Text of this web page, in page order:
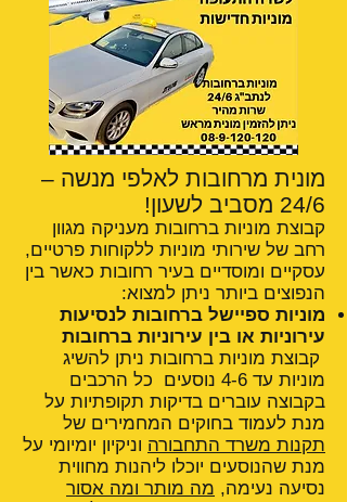
מונית מרחובות לאלפי מנשה –
24/6 מסביב לשעון!
קבוצת מוניות ברחובות מעניקה מגוון
רחב של שירותי מוניות ללקוחות פרטיים,
עסקיים ומוסדיים בעיר רחובות כאשר בין
הנפוצים ביותר ניתן למצוא:
מוניות ספיישל ברחובות לנסיעות
עירוניות או בין עירוניות ברחובות
קבוצת מוניות ברחובות ניתן להשיג
מוניות עד 4-6 נוסעים כל הרכבים
בקבוצה עוברים בדיקות תקופתיות על
מנת לעמוד בחוקים המחמירים של
תקנות משרד התחבורה וניקיון יומיומי על
מנת שהנוסעים יוכלו ליהנות מחווית
נסיעה נעימה, מה מותר ומה אסור